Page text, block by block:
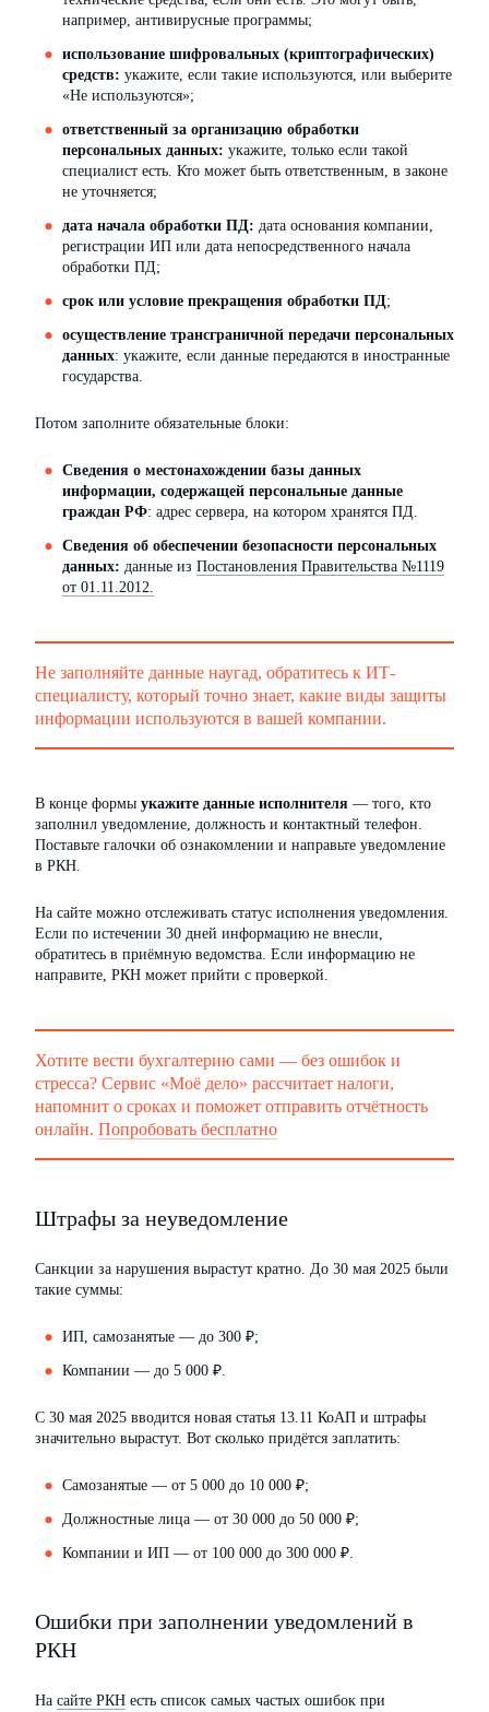
например, антивирусные программы;
использование шифровальных (криптографических)
средств: укажите, если такие используются, или выберите
«Не используются»;
ответственный за организацию обработки
персональных данных: укажите, только если такой
специалист есть. Кто может быть ответственным, в законе
не уточняется;
дата начала обработки ПД: дата основания компании,
регистрации ИП или дата непосредственного начала
обработки ПД;
срок или условие прекращения обработки ПД;
осуществление трансграничной передачи персональных
данных: укажите, если данные передаются в иностранные
государства.
Потом заполните обязательные блоки:
Сведения о местонахождении базы данных
информации, содержащей персональные данные
граждан РФ: адрес сервера, на котором хранятся ПД.
Сведения об обеспечении безопасности персональных
данных: данные из Постановления Правительства №1119
от 01.11.2012.
Не заполняйте данные наугад, обратитесь к ИТ-
специалисту, который точно знает, какие виды защиты
информации используются в вашей компании.
В конце формы укажите данные исполнителя — того, кто
заполнил уведомление, должность и контактный телефон.
Поставьте галочки об ознакомлении и направьте уведомление
в РКН.
На сайте можно отслеживать статус исполнения уведомления.
Если по истечении 30 дней информацию не внесли,
обратитесь в приёмную ведомства. Если информацию не
направите, РКН может прийти с проверкой.
Хотите вести бухгалтерию сами — без ошибок и
стресса? Сервис «Моё дело» рассчитает налоги,
напомнит о сроках и поможет отправить отчётность
онлайн. Попробовать бесплатно
Штрафы за неуведомление
Санкции за нарушения вырастут кратно. До 30 мая 2025 были
такие суммы:
ИП, самозанятые — до 300 ₽;
Компании — до 5 000 ₽.
С 30 мая 2025 вводится новая статья 13.11 КоАП и штрафы
значительно вырастут. Вот сколько придётся заплатить:
Самозанятые — от 5 000 до 10 000 ₽;
Должностные лица — от 30 000 до 50 000 ₽;
Компании и ИП — от 100 000 до 300 000 ₽.
Ошибки при заполнении уведомлений в
РКН
На сайте РКН есть список самых частых ошибок при